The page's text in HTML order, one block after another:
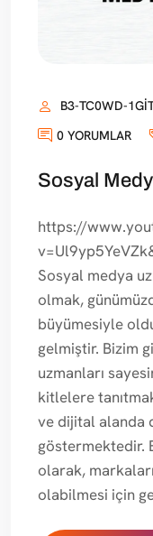
B3-TC0WD-
0 YORUMLAR
Sosyal
https://
Sosyal medya
olmak,
büyümesiyle
gelmiştir. Bizim
uzmanları
kitlelere
ve dijital alanda
göstermektedir.
olarak,
olabilmesi için